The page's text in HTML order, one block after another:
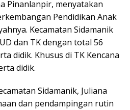
Pinanlanpir, menyatakan
Pendidikan Anak
Kecamatan Sidamanik
dan TK dengan total 56
didik. Khusus di TK Kencana
didik.
Sidamanik, Juliana
dan pendampingan rutin